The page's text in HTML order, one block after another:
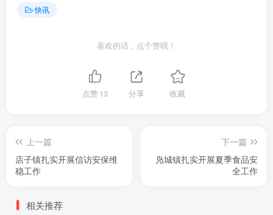
快讯
喜欢的话，点个赞呗！
点赞13 分享 收藏
上一篇
店子镇扎实开展信访安保维
稳工作
下一篇
凫城镇扎实开展夏季食品安
全工作
相关推荐